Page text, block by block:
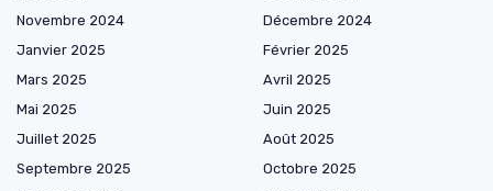
Novembre 2024
Décembre 2024
Janvier 2025
Février 2025
Mars 2025
Avril 2025
Mai 2025
Juin 2025
Juillet 2025
Août 2025
Septembre 2025
Octobre 2025